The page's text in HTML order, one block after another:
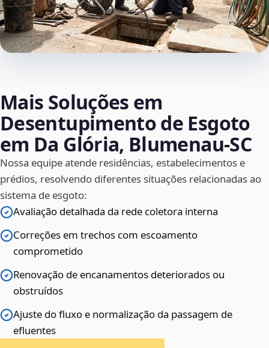
Mais Soluções em
Desentupimento de Esgoto
em Da Glória, Blumenau‑SC
Nossa equipe atende residências, estabelecimentos e
prédios, resolvendo diferentes situações relacionadas ao
sistema de esgoto:
Avaliação detalhada da rede coletora interna
Correções em trechos com escoamento
comprometido
Renovação de encanamentos deteriorados ou
obstruídos
Ajuste do fluxo e normalização da passagem de
efluentes